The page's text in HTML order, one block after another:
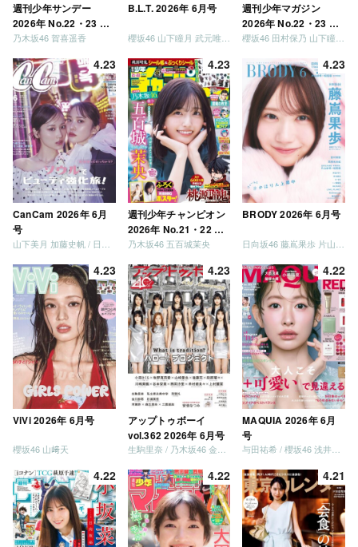
週刊少年サンデー
2026年 No.22・23 合
併号
乃木坂46 賀喜遥香
B.L.T. 2026年 6月号
櫻坂46 山下瞳月 武元唯衣 / 乃木坂46 海邉朱莉
週刊少年マガジン
2026年 No.22・23 合
併号
4.23
CanCam 2026年 6月
号
4.23
週刊少年チャンピオン
2026年 No.21・22 合
併号
乃木坂46 五百城茉央
4.23
BRODY 2026年 6月号
4.23
ViVi 2026年 6月号
櫻坂46 山﨑天
4.23
アップトゥボーイ
vol.362 2026年 6月号
生駒里奈 / 乃木坂46 金川紗耶 森平麗心
4.22
MAQUIA 2026年 6月
号
与田祐希 / 櫻坂46 浅井恋乃未
4.22 4.22 4.21